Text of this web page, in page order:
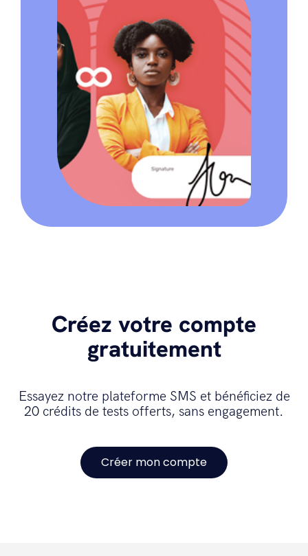
Créez votre compte
gratuitement
Essayez notre plateforme SMS et bénéficiez de
20 crédits de tests offerts, sans engagement.
Créer mon compte